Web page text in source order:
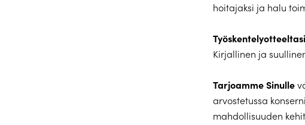
hoitajaksi ja halu
Kirjallinen ja
Tarjoamme Sinulle
arvostetussa
mahdollisuuden